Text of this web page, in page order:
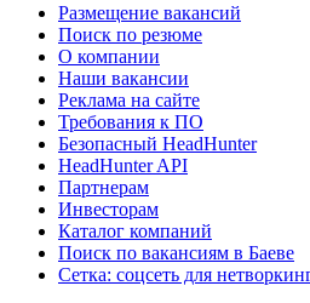
Размещение вакансий
Поиск по резюме
О компании
Наши вакансии
Реклама на сайте
Требования к ПО
Безопасный HeadHunter
HeadHunter API
Партнерам
Инвесторам
Каталог компаний
Поиск по вакансиям в Баеве
Сетка: соцсеть для